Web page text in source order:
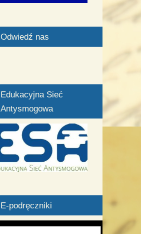
Odwiedź nas
Edukacyjna Sieć
Antysmogowa
E-podręczniki